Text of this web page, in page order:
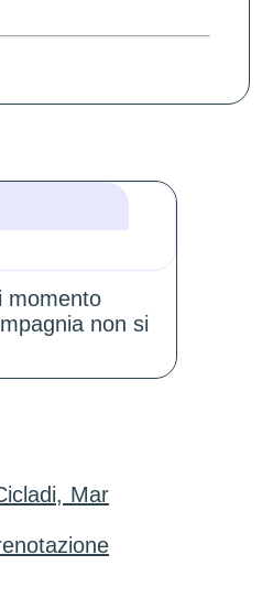
momento
non si
Mar